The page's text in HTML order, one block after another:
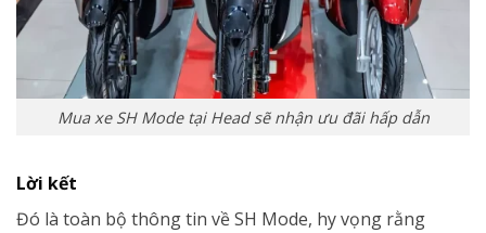
Mua xe SH Mode tại Head sẽ nhận ưu đãi hấp dẫn
Lời kết
Đó là toàn bộ thông tin về SH Mode, hy vọng rằng